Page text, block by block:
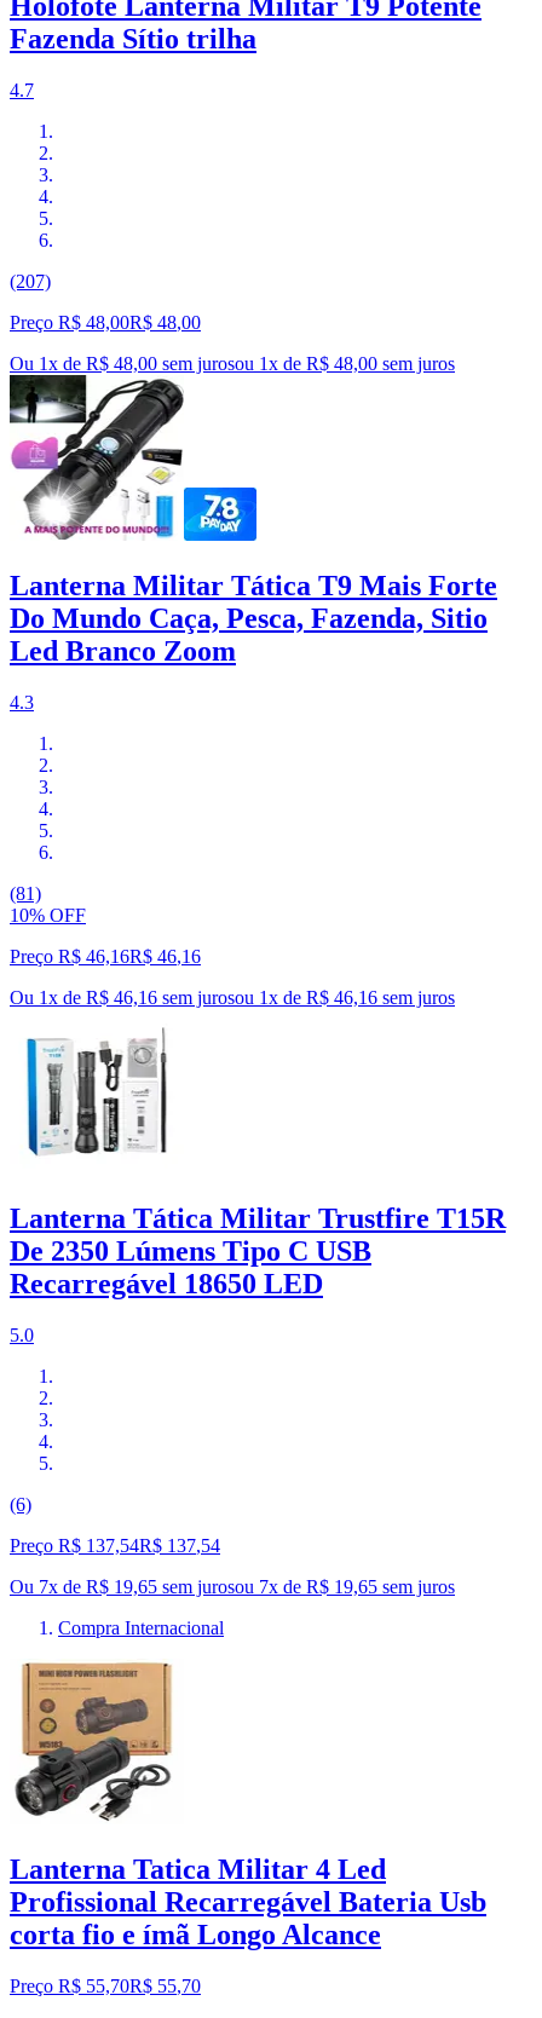
Fazenda Sítio trilha
4.7
(207)
Preço R$ 48,00R$ 48,00
Ou 1x de R$ 48,00 sem jurosou 1x de R$ 48,00 sem juros
Lanterna Militar Tática T9 Mais Forte
Do Mundo Caça, Pesca, Fazenda, Sitio
Led Branco Zoom
4.3
(81)
10% OFF
Preço R$ 46,16R$ 46,16
Ou 1x de R$ 46,16 sem jurosou 1x de R$ 46,16 sem juros
Lanterna Tática Militar Trustfire T15R
De 2350 Lúmens Tipo C USB
Recarregável 18650 LED
5.0
(6)
Preço R$ 137,54R$ 137,54
Ou 7x de R$ 19,65 sem jurosou 7x de R$ 19,65 sem juros
Compra Internacional
Lanterna Tatica Militar 4 Led
Profissional Recarregável Bateria Usb
corta fio e ímã Longo Alcance
Preço R$ 55,70R$ 55,70